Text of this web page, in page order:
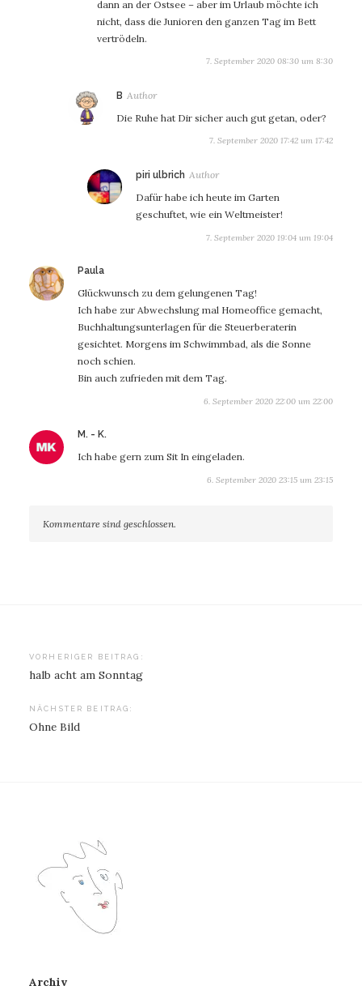
dann an der Ostsee – aber im Urlaub möchte ich
nicht, dass die Junioren den ganzen Tag im Bett
vertrödeln.
7. September 2020 08:30 um 8:30
B sagt:
Die Ruhe hat Dir sicher auch gut getan, oder?
7. September 2020 17:42 um 17:42
piri ulbrich sagt:
Dafür habe ich heute im Garten
geschuftet, wie ein Weltmeister!
7. September 2020 19:04 um 19:04
Paulasagt:
Glückwunsch zu dem gelungenen Tag!
Ich habe zur Abwechslung mal Homeoffice gemacht,
Buchhaltungsunterlagen für die Steuerberaterin
gesichtet. Morgens im Schwimmbad, als die Sonne
noch schien.
Bin auch zufrieden mit dem Tag.
6. September 2020 22:00 um 22:00
M. - K.
Ich habe gern zum Sit In eingeladen.
6. September 2020 23:15 um 23:15
Kommentare sind geschlossen.
Beitragsnavigation
VORHERIGER BEITRAG:
halb acht am Sonntag
NÄCHSTER BEITRAG:
Ohne Bild
Archiv